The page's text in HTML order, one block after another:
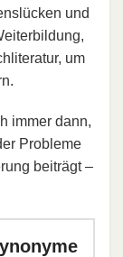
und
um
immer dann,
Probleme
beiträgt –